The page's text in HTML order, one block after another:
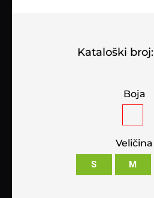
Kataloški broj:
Boja
Veličina
S M